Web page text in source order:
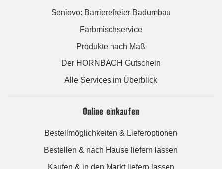
Seniovo: Barrierefreier Badumbau
Farbmischservice
Produkte nach Maß
Der HORNBACH Gutschein
Alle Services im Überblick
Online einkaufen
Bestellmöglichkeiten & Lieferoptionen
Bestellen & nach Hause liefern lassen
Kaufen & in den Markt liefern lassen